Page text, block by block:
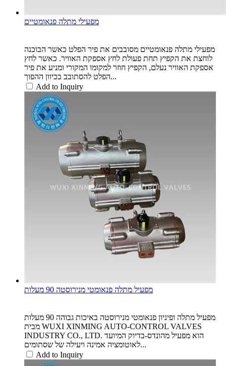
מפעילי מתלה פנאומטיים
מפעילי מתלה פנאומטיים מסובבים את פיר הפלט כאשר הבוכנה
לוחצת את הקפיץ תחת פעולת לחץ אספקת האוויר. כאשר לחץ
אספקת האוויר נעלם, הקפיץ חוזר למקומו המקורי ומניע את פיר
הפלט להסתובב בכיוון ההפוך...
Add to Inquiry
מפעיל מתלה פנאומטי מנירוסטה 90 מעלות
מפעיל מתלה ופיניון פנאומטי מנירוסטה באיכות גבוהה 90 מעלות
מבית WUXI XINMING AUTO-CONTROL VALVES
INDUSTRY CO., LTD. הוא מפעיל מהונדס-בדיוק המיועד
לאוטומציה אמינה ויעילה של שסתומים...
Add to Inquiry